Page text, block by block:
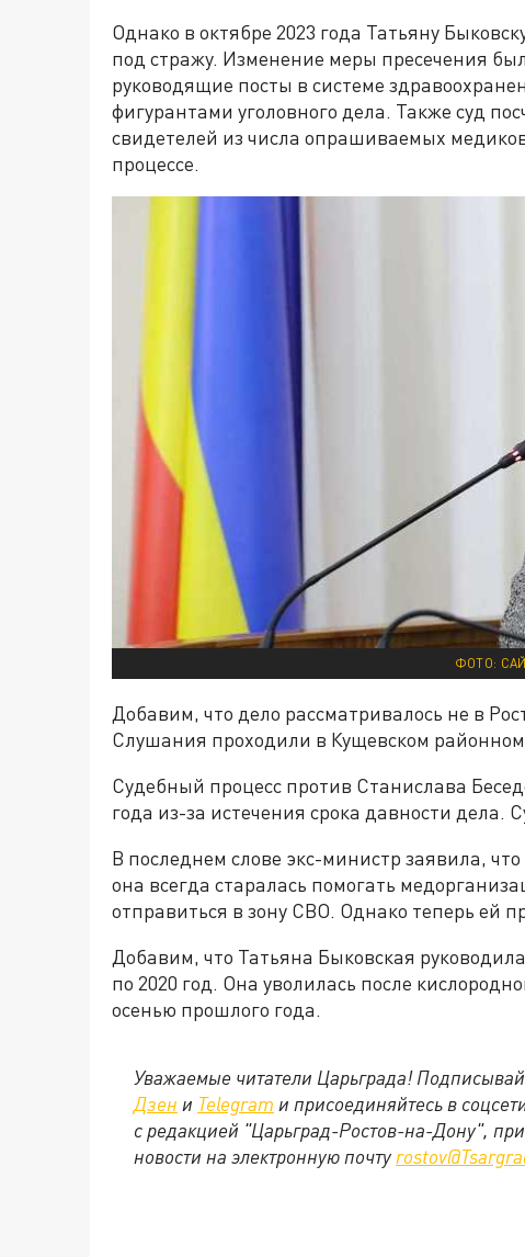
Однако в октябре 2023 года Татьяну
под стражу. Изменение меры пресечения
руководящие посты в системе
фигурантами уголовного дела. Также суд
свидетелей из числа опрашиваемых
процессе.
ФОТО:
Добавим, что дело рассматривалось не в
Слушания проходили в Кущевском районном
Судебный процесс против Станислава
года из-за истечения срока давности
В последнем слове экс-министр заявила,
она всегда старалась помогать
отправиться в зону СВО. Однако теперь ей
Добавим, что Татьяна Быковская
по 2020 год. Она уволилась после
осенью прошлого года.
Уважаемые читатели Царьграда!
Дзен и Telegram и присоединяйтесь в
с редакцией "Царьград-Ростов-на-Дону",
новости на электронную почту